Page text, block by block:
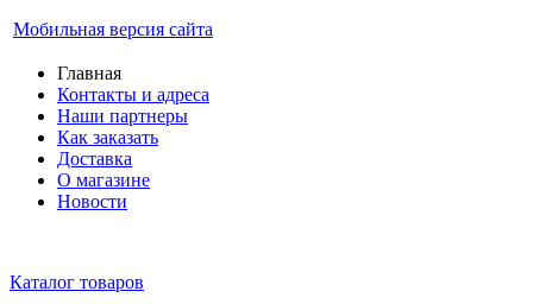
Мобильная версия сайта
Главная
Контакты и адреса
Наши партнеры
Как заказать
Доставка
О магазине
Новости
Каталог товаров